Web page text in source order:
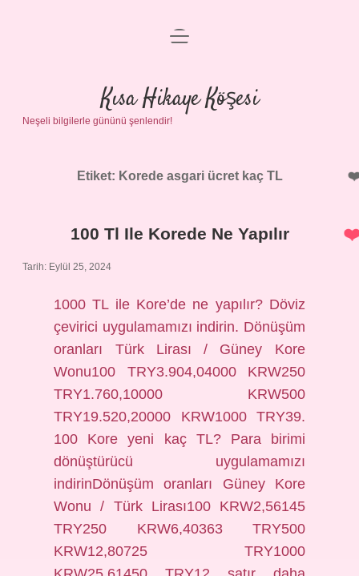
Anasayfa
Gizlilik Politikası
Yasal Uyarı
menüyü
Kısa Hikaye Köşesi
Neşeli bilgilerle gününü şenlendir!
Etiket: Korede asgari ücret kaç TL
100 Tl Ile Korede Ne Yapılır
Tarih: Eylül 25, 2024
1000 TL ile Kore’de ne yapılır? Döviz
çevirici uygulamamızı indirin. Dönüşüm
oranları Türk Lirası / Güney Kore
Wonu100 TRY3.904,04000 KRW250
TRY1.760,10000 KRW500
TRY19.520,20000 KRW1000 TRY39.
100 Kore yeni kaç TL? Para birimi
dönüştürücü uygulamamızı
indirinDönüşüm oranları Güney Kore
Wonu / Türk Lirası100 KRW2,56145
TRY250 KRW6,40363 TRY500
KRW12,80725 TRY1000